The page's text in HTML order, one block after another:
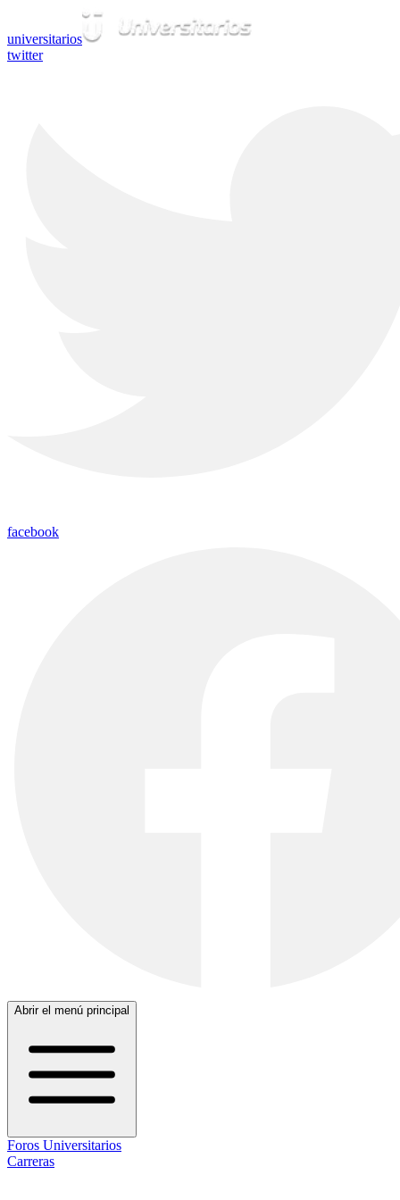
universitarios
twitter
facebook
Abrir el menú principal
Foros Universitarios
Carreras